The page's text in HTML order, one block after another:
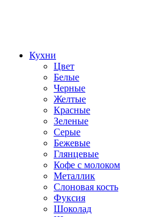
Кухни
Цвет
Белые
Черные
Желтые
Красные
Зеленые
Серые
Бежевые
Глянцевые
Кофе с молоком
Металлик
Слоновая кость
Фуксия
Шоколад